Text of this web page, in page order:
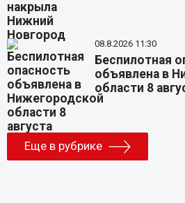
08.8.2026 11:30
Беспилотная
объявлена в
области 8
Еще в рубрике